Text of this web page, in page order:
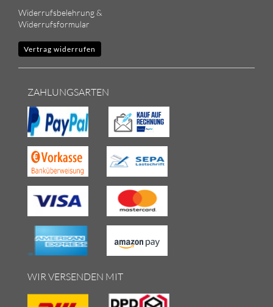
Widerrufsbelehrung &
Widerrufsformular
Vertrag widerrufen
ZAHLUNGSARTEN
WIR VERSENDEN MIT